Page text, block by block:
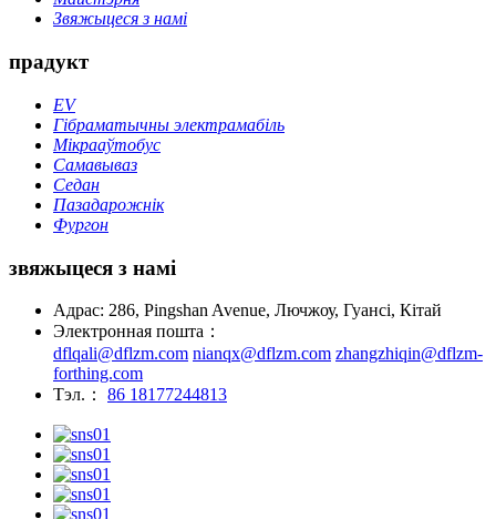
Звяжыцеся з намі
прадукт
EV
Гібраматычны электрамабіль
Мікрааўтобус
Самавываз
Седан
Пазадарожнік
Фургон
звяжыцеся з намі
Адрас: 286, Pingshan Avenue, Лючжоу, Гуансі, Кітай
Электронная пошта：
dflqali@dflzm.com nianqx@dflzm.com zhangzhiqin@dflzm-
forthing.com
Тэл.：
86 18177244813